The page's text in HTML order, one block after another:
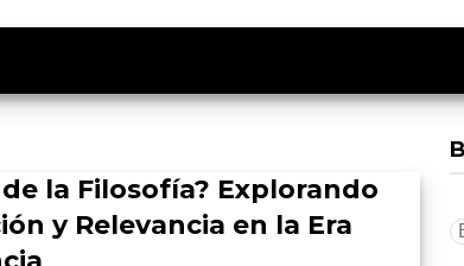
de la Filosofía? Explorando
y Relevancia en la Era